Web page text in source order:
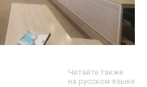
Читайте также
на русском языке